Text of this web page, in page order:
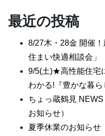
最近の投稿
8/27木・28金 開催
住まい快適相談会」
9/5(土)★高性能住宅
わかる!『豊かな暮ら
ちょっ蔵鶴見
お知らせ）
夏季休業のお知らせ